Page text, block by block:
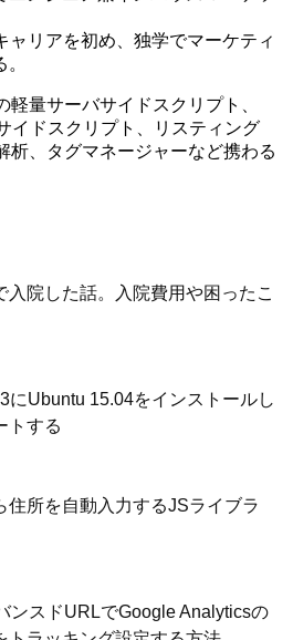
ャリアを初め、独学でマーケティ
量サーバサイドスクリプト、
イドスクリプト、リスティング
析、タグマネージャーなど携わる
入院した話。入院費用や困ったこ
にUbuntu 15.04をインストールし
トする
住所を自動入力するJSライブラ
ンスドURLでGoogle Analyticsの